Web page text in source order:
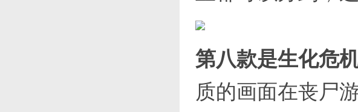
第八款是生化危
质的画面在丧尸